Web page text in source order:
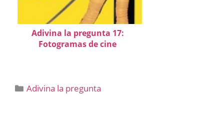
Adivina la pregunta 17:
Fotogramas de cine
Categorías
Adivina la pregunta